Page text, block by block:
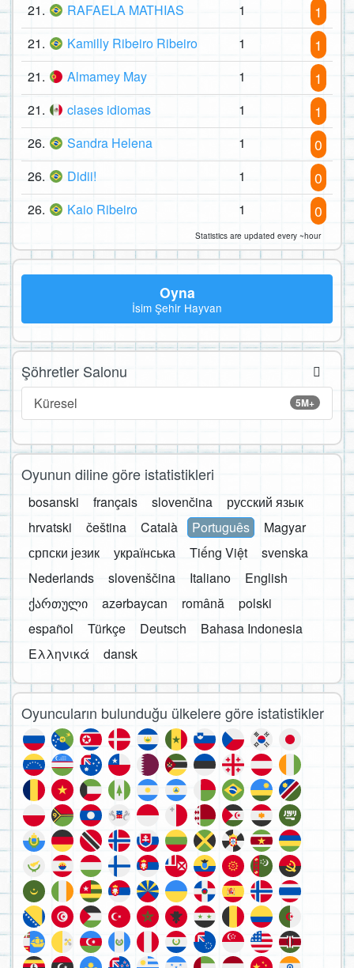
21. RAFAELA MATHIAS 1 1
21. Kamilly Ribeiro Ribeiro 1 1
21. Almamey May 1 1
21. clases idiomas 1 1
26. Sandra Helena 1 0
26. Didii! 1 0
26. Kaio Ribeiro 1 0
Statistics are updated every ~hour
Oyna
İsim Şehir Hayvan
Şöhretler Salonu
5M+
Küresel
Oyunun diline göre istatistikleri
bosanski français slovenčina
русский язык
hrvatski
čeština Català Português
Magyar
српски језик
українська Tiếng Việt
svenska
Nederlands
slovenščina Italiano
English
ქართული
azərbaycan română
polski
español
Türkçe Deutsch
Bahasa Indonesia
Ελληνικά
dansk
Oyuncuların bulunduğu ülkelere göre istatistikler